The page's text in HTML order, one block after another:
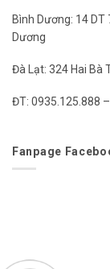
Bình Dương: 14
Dương
Đà Lạt: 324 Hai Bà
ĐT: 0935.125.888
Fanpage